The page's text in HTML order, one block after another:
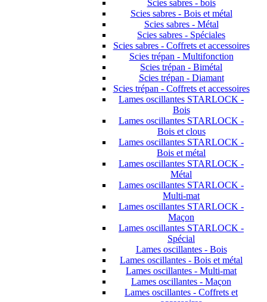
Scies sabres - bois
Scies sabres - Bois et métal
Scies sabres - Métal
Scies sabres - Spéciales
Scies sabres - Coffrets et accessoires
Scies trépan - Multifonction
Scies trépan - Bimétal
Scies trépan - Diamant
Scies trépan - Coffrets et accessoires
Lames oscillantes STARLOCK -
Bois
Lames oscillantes STARLOCK -
Bois et clous
Lames oscillantes STARLOCK -
Bois et métal
Lames oscillantes STARLOCK -
Métal
Lames oscillantes STARLOCK -
Multi-mat
Lames oscillantes STARLOCK -
Maçon
Lames oscillantes STARLOCK -
Spécial
Lames oscillantes - Bois
Lames oscillantes - Bois et métal
Lames oscillantes - Multi-mat
Lames oscillantes - Maçon
Lames oscillantes - Coffrets et